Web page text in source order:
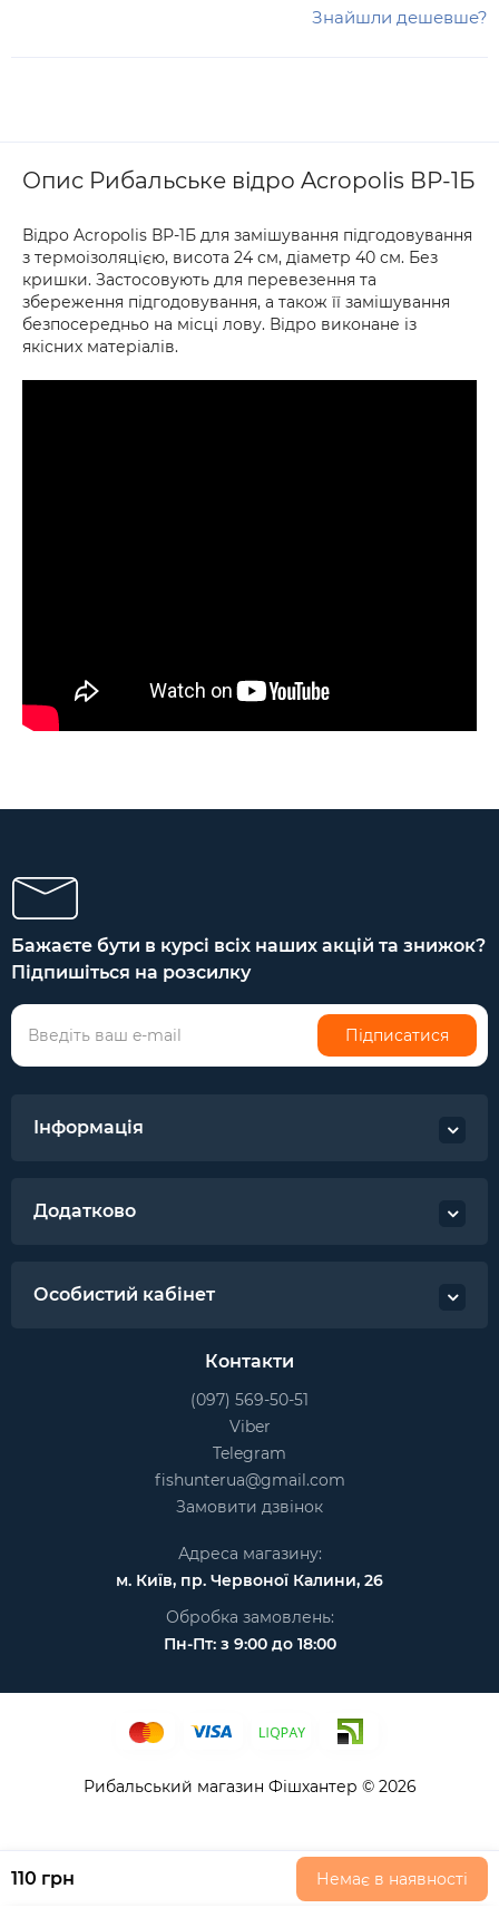
Знайшли дешевше?
Опис Рибальське відро Acropolis ВР-1Б
Відро Acropolis ВР-1Б для замішування підгодовування
з термоізоляцією, висота 24 см, діаметр 40 см. Без
кришки. Застосовують для перевезення та
збереження підгодовування, а також її замішування
безпосередньо на місці лову. Відро виконане із
якісних матеріалів.
110 грн Немає в наявності
Бажаєте бути в курсі всіх наших акцій та знижок?
Підпишіться на розсилку
Підписатися
Інформація
Додатково
Особистий кабінет
Контакти
(097) 569-50-51
Viber
Telegram
fishunterua@gmail.com
Замовити дзвінок
Адреса магазину:
м. Київ, пр. Червоної Калини, 26
Обробка замовлень:
Пн-Пт: з 9:00 до 18:00
Рибальський магазин Фішхантер © 2026